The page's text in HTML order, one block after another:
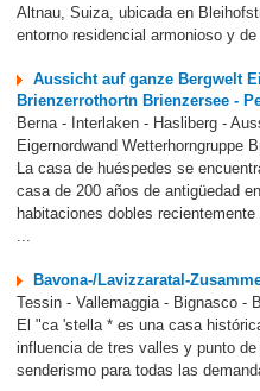
Altnau, Suiza, ubicada en
entorno residencial armonioso y
Aussicht auf ganze Bergwelt
Brienzerrothortn Brienzersee -
Berna - Interlaken - Hasliberg -
Eigernordwand Wetterhorngruppe
La casa de huéspedes se
casa de 200 años de antigüedad
habitaciones dobles
...
Bavona-/Lavizzaratal-
Tessin - Vallemaggia - Bignasco -
El "ca 'stella * es una casa
influencia de tres valles y punto
senderismo para todas las